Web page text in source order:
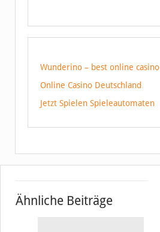
Wunderino – best online casino
Online Casino Deutschland
Jetzt Spielen Spieleautomaten
Ähnliche Beiträge